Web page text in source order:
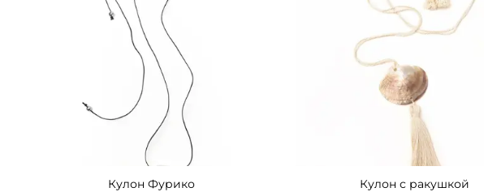
Кулон Фурико
Кулон с ракушкой